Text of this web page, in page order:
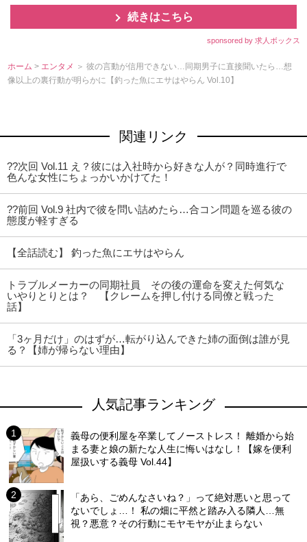
続きはこちら
sponsored by 求人ボックス
ホーム > エンタメ ＞ 彼の言動が信用できない…同期男子に直接聞いたら…想
像以上の裏行動が明らかに【釣った魚にエサはやらん Vol.10】
関連リンク
??次回 Vol.11 え？彼には入社時から好きな人が？同時進行で
色んな女性にちょっかいかけてた！
??前回 Vol.9 社内で彼を問い詰めたら…合コン問題を巡る彼の
態度が軽すぎる
【全話読む】 釣った魚にエサはやらん
トラブルメーカーの同期社員 その後の運命を変えた何気な
いやりとりとは？ 【クレームを押し付ける同僚と戦った
話】
「3ヶ月だけ」のはずが…転がり込んできた姉の面倒は誰が見
る？【姉が帰らない理由】
人気記事ランキング
義母の便利屋を卒業してノーストレス！ 離婚から始
まる妻と娘の新たな人生に悔いはなし！【嫁を便利
屋扱いする義母 Vol.44】
「あら、ごめんなさいね？」って絶対悪いと思って
ないでしょ…！ 私の畑に平然と踏み入る隣人…無
視？悪意？その行動にモヤモヤが止まらない